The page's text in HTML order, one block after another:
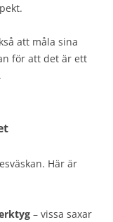
att måla sina
för att det är ett
Här är
– vissa saxar